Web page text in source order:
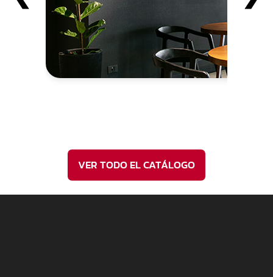
VER TODO EL CATÁLOGO